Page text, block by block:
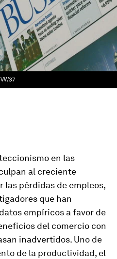
en las
al creciente
las pérdidas de empleos,
que han
empíricos a favor de
del comercio con
inadvertidos. Uno de
de la productividad, el